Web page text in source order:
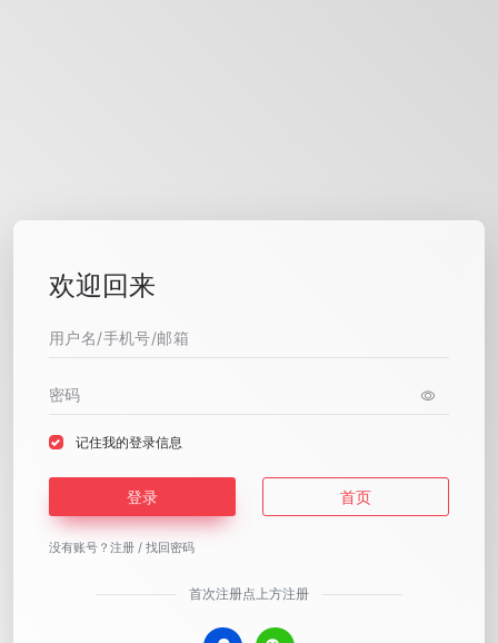
欢迎回来
记住我的登录信息
登录 首页
没有账号？ 注册 / 找回密码
首次注册点上方注册